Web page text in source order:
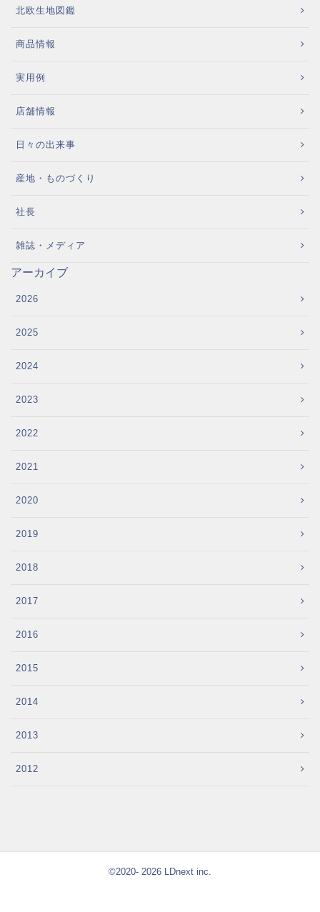
北欧生地図鑑
商品情報
実用例
店舗情報
日々の出来事
産地・ものづくり
社長
雑誌・メディア
アーカイブ
2026
2025
2024
2023
2022
2021
2020
2019
2018
2017
2016
2015
2014
2013
2012
©2020- 2026 LDnext inc.